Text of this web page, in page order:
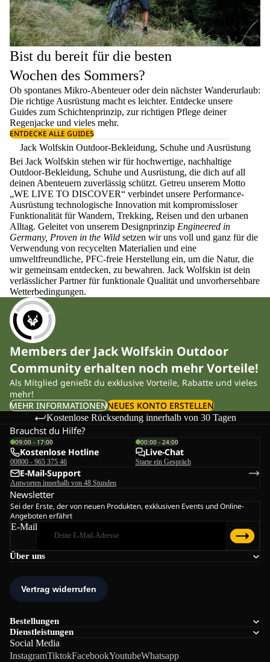
Bist du bereit für die besten
Wochen des Sommers?
Ob spontanes Mikro-Abenteuer oder dein nächster Wanderurlaub:
Die richtige Ausrüstung macht es leichter. Entdecke unsere
Guides zum Schichtenprinzip, zur richtigen Pflege deiner
Regenjacke und vieles mehr.
ENTDECKE ALLE GUIDES
Jack Wolfskin Outdoor-Bekleidung, Schuhe und Ausrüstung
Bei Jack Wolfskin stehen wir für hochwertige, nachhaltige
Outdoor-Bekleidung, Schuhe und Ausrüstung, die dich auf all
deinen Abenteuern zuverlässig schützt. Getreu unserem Motto
„WE LIVE TO DISCOVER“ verbindet unsere Performance-
Ausrüstung technologische Innovation mit kompromissloser
Funktionalität für Wandern, Trekking, Reisen und den urbanen
Alltag. Geleitet von unserem Designprinzip Engineered in
Germany, Proven in the Wild setzen wir uns voll und ganz für die
Verwendung von recycelten Materialien und eine
umweltfreundliche, PFC-freie Herstellung ein, um die Natur, die
wir gemeinsam entdecken, zu bewahren. Jack Wolfskin ist dein
verlässlicher Partner für funktionale Qualität und unvorhersehbare
Wetterbedingungen.
Members der Jack Wolfskin Outdoor
Community erhalten noch mehr Vorteile!
Als Mitglied genießt du exklusive Vorteile, Rabatte und vieles
mehr!
MEHR INFORMATIONENNEUES KONTO ERSTELLEN
Kostenlose Rücksendung innerhalb von 30 Tagen
Über uns
Bestellungen
Dienstleistungen
Social Media
InstagramTiktokFacebookYoutubeWhatsapp
Brauchst du Hilfe?
09:00 - 17:00
Kostenlose Hotline
00800 - 965 375 46
00:00 - 24:00
Live-Chat
Starte ein Gespräch
E-Mail-Support
Antworten innerhalb von 48 Stunden
Newsletter
Sei der Erste, der von neuen Produkten, exklusiven Events und Online-
Angeboten erfährt
E-Mail